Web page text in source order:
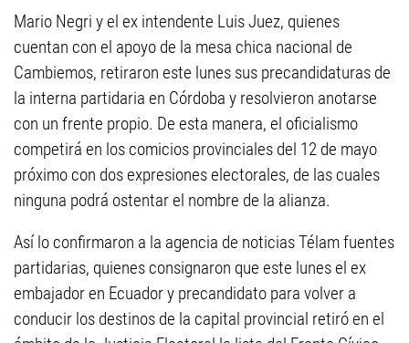
Mario Negri y el ex intendente Luis Juez, quienes
cuentan con el apoyo de la mesa chica nacional de
Cambiemos, retiraron este lunes sus precandidaturas de
la interna partidaria en Córdoba y resolvieron anotarse
con un frente propio. De esta manera, el oficialismo
competirá en los comicios provinciales del 12 de mayo
próximo con dos expresiones electorales, de las cuales
ninguna podrá ostentar el nombre de la alianza.
Así lo confirmaron a la agencia de noticias Télam fuentes
partidarias, quienes consignaron que este lunes el ex
embajador en Ecuador y precandidato para volver a
conducir los destinos de la capital provincial retiró en el